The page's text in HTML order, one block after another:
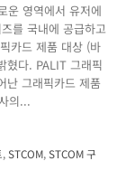
운 영역에서 유저에
를 국내에 공급하고
카드 제품 대상 (바
혔다. PALIT 그래픽
난 그래픽카드 제품
의...
,STCOM,STCOM 구